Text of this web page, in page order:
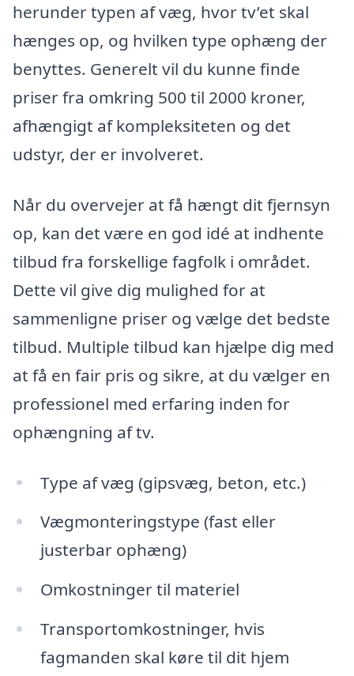
herunder typen af væg, hvor tv’et skal
hænges op, og hvilken type ophæng der
benyttes. Generelt vil du kunne finde
priser fra omkring 500 til 2000 kroner,
afhængigt af kompleksiteten og det
udstyr, der er involveret.
Når du overvejer at få hængt dit fjernsyn
op, kan det være en god idé at indhente
tilbud fra forskellige fagfolk i området.
Dette vil give dig mulighed for at
sammenligne priser og vælge det bedste
tilbud. Multiple tilbud kan hjælpe dig med
at få en fair pris og sikre, at du vælger en
professionel med erfaring inden for
ophængning af tv.
Type af væg (gipsvæg, beton, etc.)
Vægmonteringstype (fast eller
justerbar ophæng)
Omkostninger til materiel
Transportomkostninger, hvis
fagmanden skal køre til dit hjem